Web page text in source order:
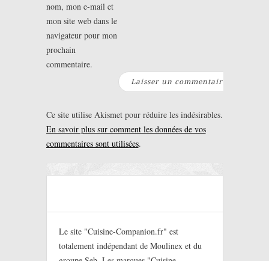
nom, mon e-mail et
mon site web dans le
navigateur pour mon
prochain
commentaire.
Ce site utilise Akismet pour réduire les indésirables.
En savoir plus sur comment les données de vos
commentaires sont utilisées.
Le site "Cuisine-Companion.fr" est
totalement indépendant de Moulinex et du